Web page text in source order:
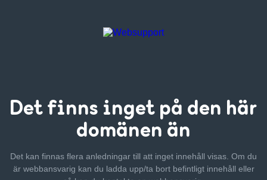
Det finns inget på den här
domänen än
Det kan finnas flera anledningar till att inget innehåll visas. Om du
är webbansvarig kan du ladda upp/ta bort befintligt innehåll eller